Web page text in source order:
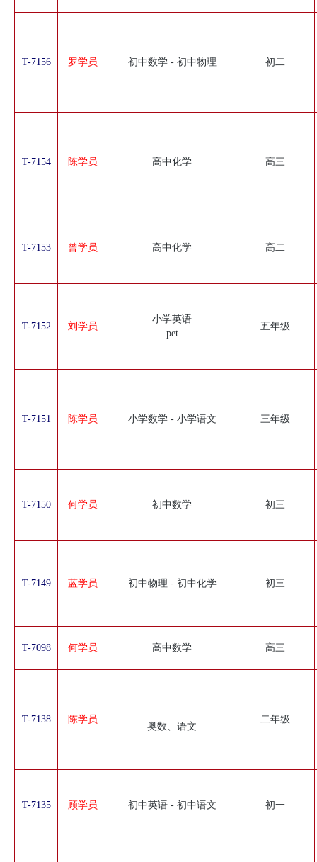
T-7156 罗学员 初中数学 - 初中物理 初二
T-7154 陈学员 高中化学 高三
T-7153 曾学员 高中化学 高二
T-7152 刘学员
小学英语
pet
五年级
T-7151 陈学员 小学数学 - 小学语文 三年级
T-7150 何学员 初中数学 初三
T-7149 蓝学员 初中物理 - 初中化学 初三
T-7098 何学员 高中数学 高三
T-7138 陈学员
奥数、语文
二年级
T-7135 顾学员 初中英语 - 初中语文 初一